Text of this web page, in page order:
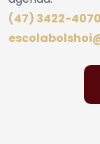
(47) 3422-4070